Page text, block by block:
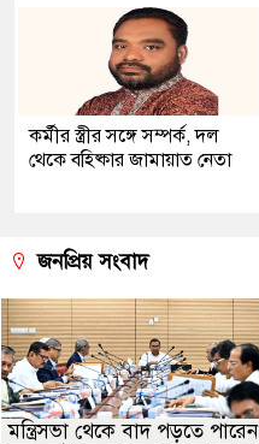
কর্মীর স্ত্রীর সঙ্গে সম্পর্ক, দল
থেকে বহিষ্কার জামায়াত নেতা
জনপ্রিয় সংবাদ
মন্ত্রিসভা থেকে বাদ পড়তে পারেন